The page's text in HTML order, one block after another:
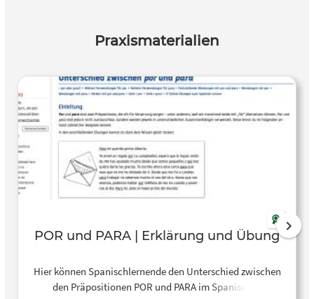
Praxismaterialien
POR und PARA | Erklärung und Übung
Hier können Spanischlernende den Unterschied zwischen
den Präpositionen POR und PARA im Spanischen